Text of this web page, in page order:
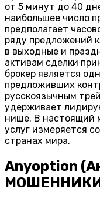
от 5 минут до 40
наибольшее число
предполагает
ряду предложений
в выходные и
активам сделки
брокер является
предложивших
русскоязычным
удерживает
нише. В настоящий
услуг измеряется
странах мира.
Anyoption